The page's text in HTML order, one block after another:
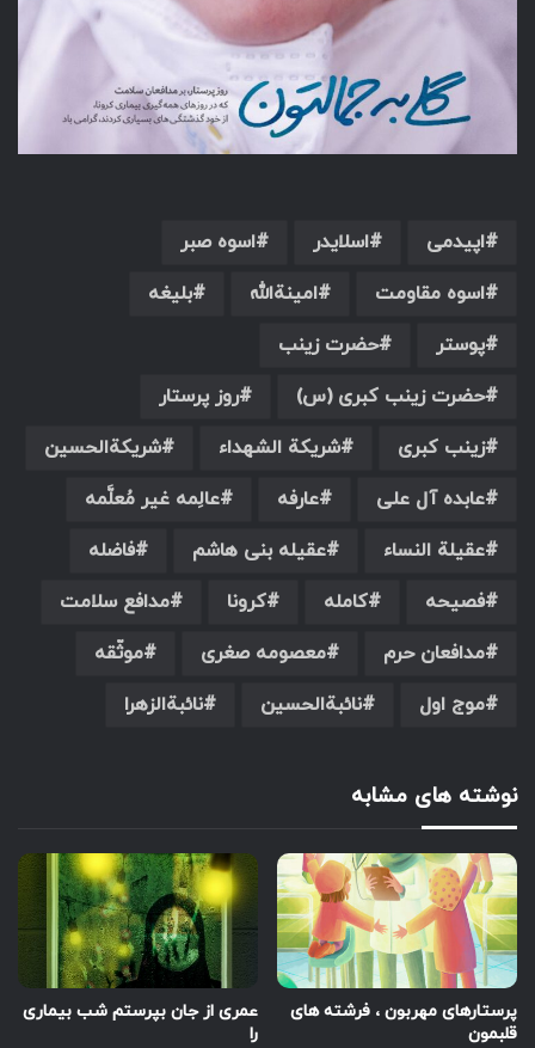
اپیدمی اسلایدر
اسوه صبر
اسوه مقاومت
امینةالله
بلیغه
پوستر
حضرت زینب
حضرت زینب کبری (س)
روز پرستار
زینب کبری
شریکة الشهداء
شریکةالحسین
عابده آل علی
عارفه
عالِمه غیر مُعلَّمه
عقیلة النساء
عقیله بنی هاشم
فاضله
فصیحه
کامله کرونا
مدافع سلامت
مدافعان حرم
معصومه صغری
موثّقه
موج اول
نائبةالحسین نائبةالزهرا
نوشته های مشابه
پرستارهای مهربون ، فرشته های
قلبمون
عمری از جان بپرستم شب بیماری
را